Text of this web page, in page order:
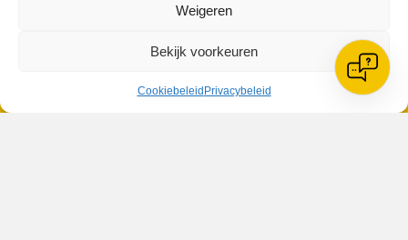
Weigeren
Bekijk voorkeuren
Cookiebeleid Privacybeleid
1705 NA Heerhugowaard